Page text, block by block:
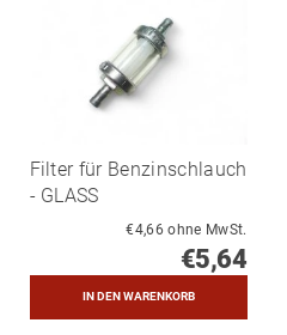
Filter für Benzinschlauch
- GLASS
€4,66 ohne MwSt.
€5,64